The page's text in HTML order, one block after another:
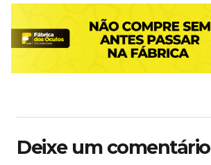
Deixe um comentário